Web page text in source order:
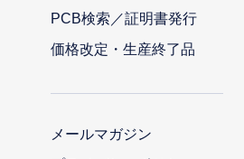
PCB検索／証明書発行
価格改定・生産終了品
メールマガジン